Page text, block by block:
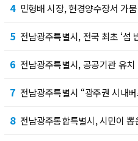
4 민형배 시장, 현경양수장서 가
5 전남광주특별시, 전국 최초 ‘섬
6 전남광주특별시, 공공기관 유치
7 전남광주특별시 “광주권 시내
8 전남광주통합특별시, 시민이